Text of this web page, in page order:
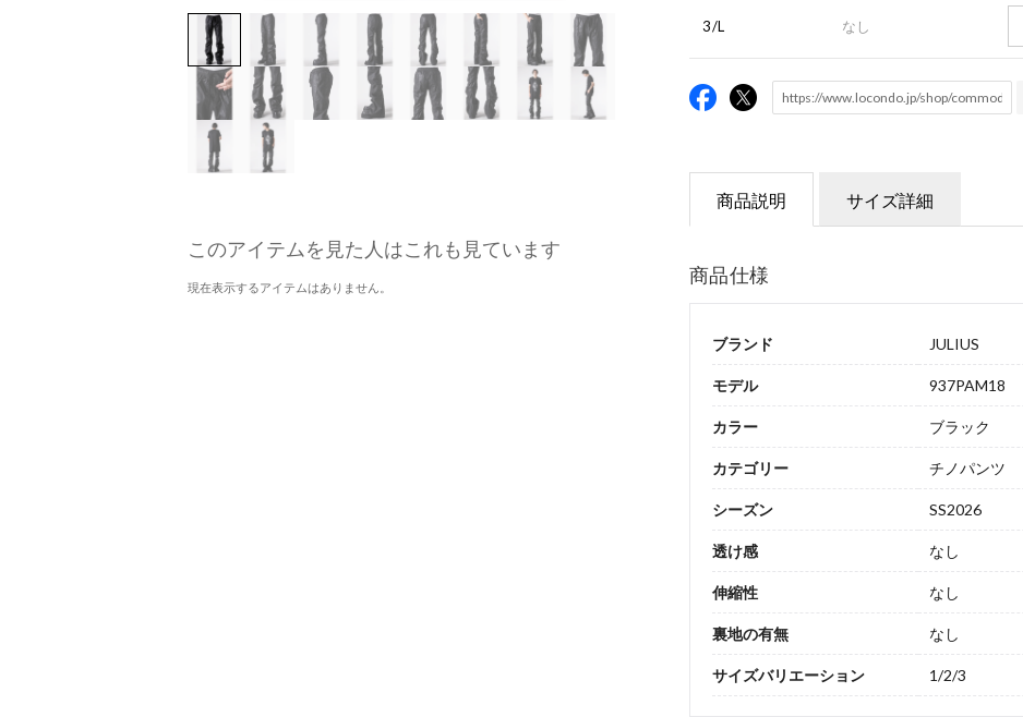
このアイテムを見た人はこれも見ています
現在表示するアイテムはありません。
3/L なし
商品説明 サイズ詳細
商品仕様
ブランド JULIUS
モデル 937PAM18
カラー ブラック
カテゴリー チノパンツ
シーズン SS2026
透け感 なし
伸縮性 なし
裏地の有無 なし
サイズバリエーション 1/2/3